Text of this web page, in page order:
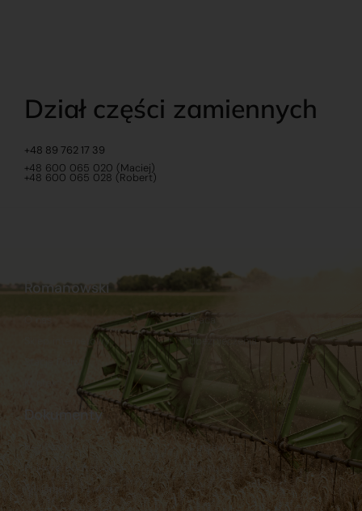
Dział części zamiennych
+48 89 762 17 39
+48 600 065 020 (Maciej)
+48 600 065 028 (Robert)
Dokumenty
Regulamin
Polityka prywatności
Reklamacje i zwroty
Dostawy
Płatności
Romanowski
Sklep internetowy
Praca
Ubezpieczenia